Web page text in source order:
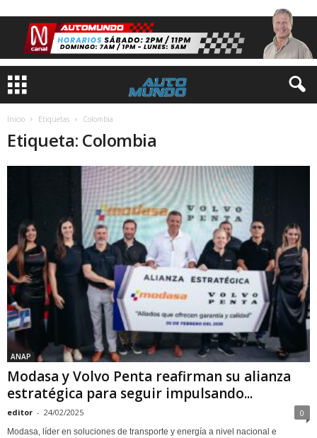
Inicio Etiquetas Colombia
Etiqueta: Colombia
ANAP
Modasa y Volvo Penta reafirman su alianza
estratégica para seguir impulsando...
editor - 24/02/2025 0
Modasa, líder en soluciones de transporte y energía a nivel nacional e